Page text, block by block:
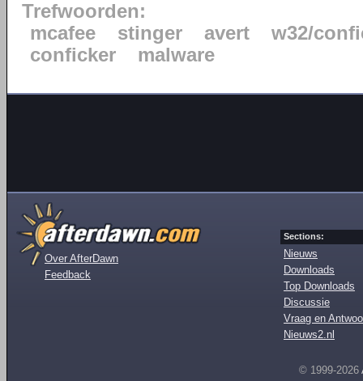
Trefwoorden:
mcafee
stinger avert
w32/
conficker
malware
Over AfterDawn
Feedback
Sections:
Nieuws
Downloads
Top Downloads
Discussie
Vraag en
Nieuws2.nl
© 1999-2026